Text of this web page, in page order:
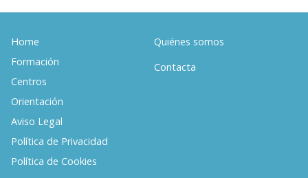
Home
Formación
Centros
Orientación
Aviso Legal
Política de Privacidad
Política de Cookies
Quiénes somos
Contacta